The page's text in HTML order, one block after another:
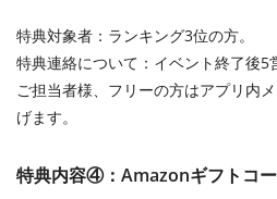
特典対象者：ランキング3位の方。
特典連絡について：イベント終了後
ご担当者様、フリーの方はアプリ内
げます。
特典内容④：Amazonギフトコ